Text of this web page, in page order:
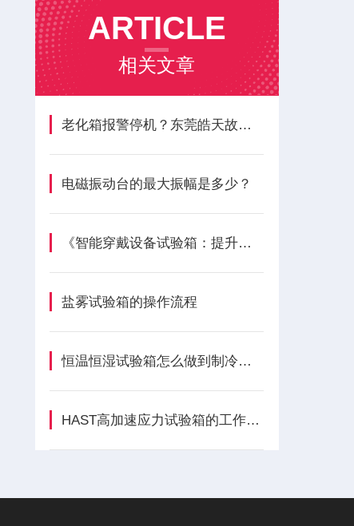
ARTICLE
相关文章
老化箱报警停机？东莞皓天故障原因与处理
电磁振动台的最大振幅是多少？
《智能穿戴设备试验箱：提升穿戴体验》
盐雾试验箱的操作流程
恒温恒湿试验箱怎么做到制冷体系节省？
HAST高加速应力试验箱的工作原理